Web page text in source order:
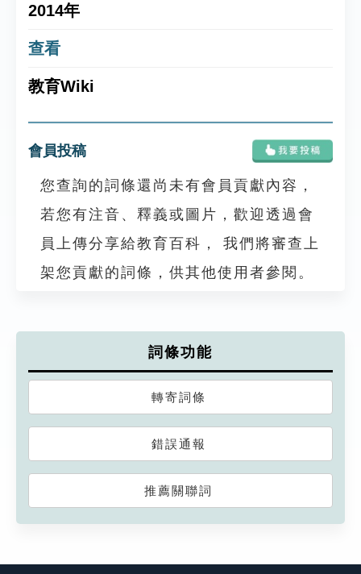
2014年
查看
教育Wiki
會員投稿
您查詢的詞條還尚未有會員貢獻內容，
若您有注音、釋義或圖片，歡迎透過會
員上傳分享給教育百科， 我們將審查上
架您貢獻的詞條，供其他使用者參閱。
詞條功能
轉寄詞條
錯誤通報
推薦關聯詞